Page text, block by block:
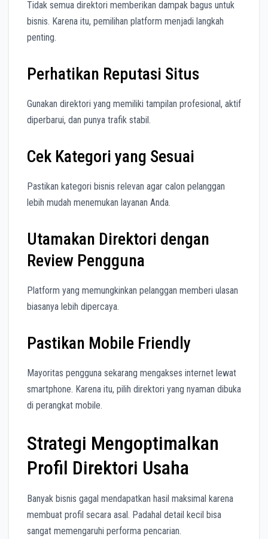
Tidak semua direktori memberikan dampak bagus untuk
bisnis. Karena itu, pemilihan platform menjadi langkah
penting.
Perhatikan Reputasi Situs
Gunakan direktori yang memiliki tampilan profesional, aktif
diperbarui, dan punya trafik stabil.
Cek Kategori yang Sesuai
Pastikan kategori bisnis relevan agar calon pelanggan
lebih mudah menemukan layanan Anda.
Utamakan Direktori dengan
Review Pengguna
Platform yang memungkinkan pelanggan memberi ulasan
biasanya lebih dipercaya.
Pastikan Mobile Friendly
Mayoritas pengguna sekarang mengakses internet lewat
smartphone. Karena itu, pilih direktori yang nyaman dibuka
di perangkat mobile.
Strategi Mengoptimalkan
Profil Direktori Usaha
Banyak bisnis gagal mendapatkan hasil maksimal karena
membuat profil secara asal. Padahal detail kecil bisa
sangat memengaruhi performa pencarian.